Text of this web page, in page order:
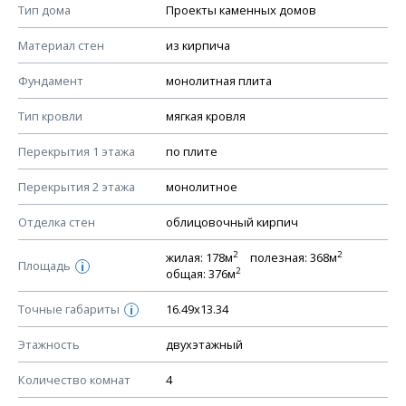
Тип дома Проекты каменных домов
Материал стен из кирпича
Фундамент монолитная плита
Тип кровли мягкая кровля
Перекрытия 1 этажа по плите
Перекрытия 2 этажа монолитное
Отделка стен облицовочный кирпич
Площадь i
жилая: 178м2 полезная: 368м2
общая: 376м2
Точные габариты i 16.49х13.34
Этажность двухэтажный
Количество комнат 4
Смотрите советы по выбору материала в нашем
КОНСТРУКТИВНЫЕ РЕШЕНИЯ (КР)
Ведомость рабочих чертежей основного комплекта КР
План фундамента
Устройство фундамента, спецификация материалов
Планы перекрытий этажей, спецификация элементов
Устройство перекрытий
Устройство стен
Спецификация материалов стен
Схема расположения лаг чердака (если есть)
Схема расположения элементов стропил
Спецификация элементов стропил
Устройство стропильной системы
Узлы устройства кровли